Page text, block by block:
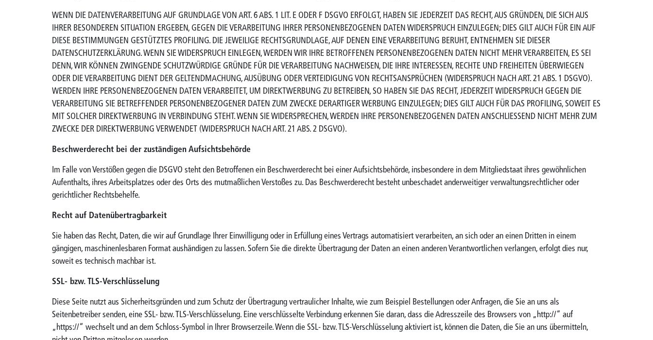
WENN DIE DATENVERARBEITUNG AUF GRUNDLAGE VON ART. 6 ABS. 1 LIT. E ODER F DSGVO ERFOLGT, HABEN SIE JEDERZEIT DAS RECHT, AUS GRÜNDEN, DIE SICH AUS
IHRER BESONDEREN SITUATION ERGEBEN, GEGEN DIE VERARBEITUNG IHRER PERSONENBEZOGENEN DATEN WIDERSPRUCH EINZULEGEN; DIES GILT AUCH FÜR EIN AUF
DIESE BESTIMMUNGEN GESTÜTZTES PROFILING. DIE JEWEILIGE RECHTSGRUNDLAGE, AUF DENEN EINE VERARBEITUNG BERUHT, ENTNEHMEN SIE DIESER
DATENSCHUTZERKLÄRUNG. WENN SIE WIDERSPRUCH EINLEGEN, WERDEN WIR IHRE BETROFFENEN PERSONENBEZOGENEN DATEN NICHT MEHR VERARBEITEN, ES SEI
DENN, WIR KÖNNEN ZWINGENDE SCHUTZWÜRDIGE GRÜNDE FÜR DIE VERARBEITUNG NACHWEISEN, DIE IHRE INTERESSEN, RECHTE UND FREIHEITEN ÜBERWIEGEN
ODER DIE VERARBEITUNG DIENT DER GELTENDMACHUNG, AUSÜBUNG ODER VERTEIDIGUNG VON RECHTSANSPRÜCHEN (WIDERSPRUCH NACH ART. 21 ABS. 1 DSGVO).
WERDEN IHRE PERSONENBEZOGENEN DATEN VERARBEITET, UM DIREKTWERBUNG ZU BETREIBEN, SO HABEN SIE DAS RECHT, JEDERZEIT WIDERSPRUCH GEGEN DIE
VERARBEITUNG SIE BETREFFENDER PERSONENBEZOGENER DATEN ZUM ZWECKE DERARTIGER WERBUNG EINZULEGEN; DIES GILT AUCH FÜR DAS PROFILING, SOWEIT ES
MIT SOLCHER DIREKTWERBUNG IN VERBINDUNG STEHT. WENN SIE WIDERSPRECHEN, WERDEN IHRE PERSONENBEZOGENEN DATEN ANSCHLIESSEND NICHT MEHR ZUM
ZWECKE DER DIREKTWERBUNG VERWENDET (WIDERSPRUCH NACH ART. 21 ABS. 2 DSGVO).
Beschwerderecht bei der zuständigen Aufsichtsbehörde
Im Falle von Verstößen gegen die DSGVO steht den Betroffenen ein Beschwerderecht bei einer Aufsichtsbehörde, insbesondere in dem Mitgliedstaat ihres gewöhnlichen
Aufenthalts, ihres Arbeitsplatzes oder des Orts des mutmaßlichen Verstoßes zu. Das Beschwerderecht besteht unbeschadet anderweitiger verwaltungsrechtlicher oder
gerichtlicher Rechtsbehelfe.
Recht auf Datenübertragbarkeit
Sie haben das Recht, Daten, die wir auf Grundlage Ihrer Einwilligung oder in Erfüllung eines Vertrags automatisiert verarbeiten, an sich oder an einen Dritten in einem
gängigen, maschinenlesbaren Format aushändigen zu lassen. Sofern Sie die direkte Übertragung der Daten an einen anderen Verantwortlichen verlangen, erfolgt dies nur,
soweit es technisch machbar ist.
SSL- bzw. TLS-Verschlüsselung
Diese Seite nutzt aus Sicherheitsgründen und zum Schutz der Übertragung vertraulicher Inhalte, wie zum Beispiel Bestellungen oder Anfragen, die Sie an uns als
Seitenbetreiber senden, eine SSL- bzw. TLS-Verschlüsselung. Eine verschlüsselte Verbindung erkennen Sie daran, dass die Adresszeile des Browsers von „http://“ auf
„https://“ wechselt und an dem Schloss-Symbol in Ihrer Browserzeile. Wenn die SSL- bzw. TLS-Verschlüsselung aktiviert ist, können die Daten, die Sie an uns übermitteln,